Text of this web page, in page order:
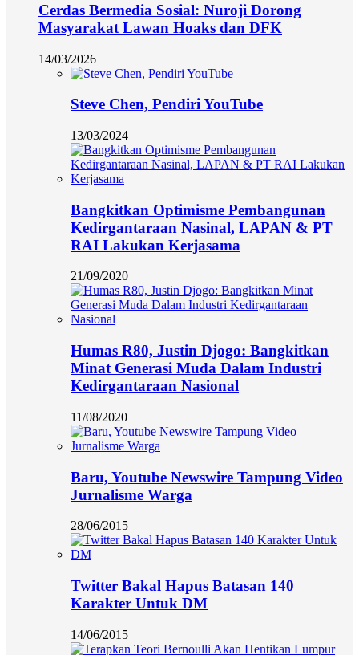
Cerdas Bermedia Sosial: Nuroji Dorong
Masyarakat Lawan Hoaks dan DFK
14/03/2026
Steve Chen, Pendiri YouTube
13/03/2024
Bangkitkan Optimisme Pembangunan
Kedirgantaraan Nasinal, LAPAN & PT
RAI Lakukan Kerjasama
21/09/2020
Humas R80, Justin Djogo: Bangkitkan
Minat Generasi Muda Dalam Industri
Kedirgantaraan Nasional
11/08/2020
Baru, Youtube Newswire Tampung Video
Jurnalisme Warga
28/06/2015
Twitter Bakal Hapus Batasan 140
Karakter Untuk DM
14/06/2015